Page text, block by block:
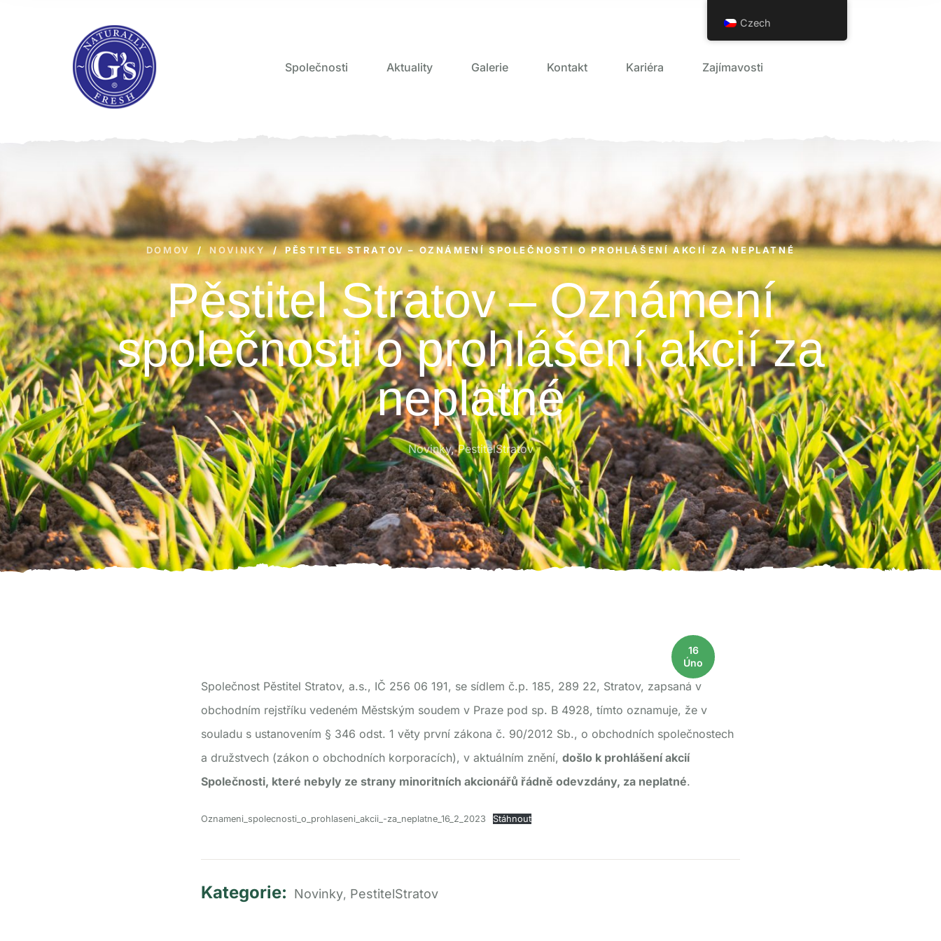
Společnosti Aktuality Galerie Kontakt Kariéra Zajímavosti
DOMOV / NOVINKY / PĚSTITEL STRATOV – OZNÁMENÍ SPOLEČNOSTI O PROHLÁŠENÍ AKCIÍ ZA NEPLATNÉ
Pěstitel Stratov – Oznámení
společnosti o prohlášení akcií za
neplatné
Novinky,PestitelStratov
16
Úno
Společnost Pěstitel Stratov, a.s., IČ 256 06 191, se sídlem č.p. 185, 289 22, Stratov, zapsaná v
obchodním rejstříku vedeném Městským soudem v Praze pod sp. B 4928, tímto oznamuje, že v
souladu s ustanovením § 346 odst. 1 věty první zákona č. 90/2012 Sb., o obchodních společnostech
a družstvech (zákon o obchodních korporacích), v aktuálním znění, došlo k prohlášení akcií
Společnosti, které nebyly ze strany minoritních akcionářů řádně odevzdány, za neplatné.
Oznameni_spolecnosti_o_prohlaseni_akcii_-za_neplatne_16_2_2023 Stáhnout
Kategorie: Novinky, PestitelStratov
Czech